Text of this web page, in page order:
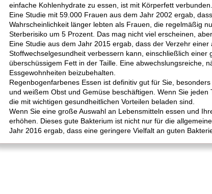
einfache Kohlenhydrate zu essen, ist mit Körperfett verbunden.
Eine Studie mit 59.000 Frauen aus dem Jahr 2002 ergab,
Wahrscheinlichkeit länger lebten als Frauen, die regelmäßig
Sterberisiko um 5 Prozent. Das mag nicht viel erscheinen,
Eine Studie aus dem Jahr 2015 ergab, dass der Verzehr
Stoffwechselgesundheit verbessern kann, einschließlich
überschüssigem Fett in der Taille. Eine abwechslungsreiche,
Essgewohnheiten beizubehalten.
Regenbogenfarbenes Essen ist definitiv gut für Sie,
und weißem Obst und Gemüse beschäftigen. Wenn Sie
die mit wichtigen gesundheitlichen Vorteilen beladen sind.
Wenn Sie eine große Auswahl an Lebensmitteln essen und
erhöhen. Dieses gute Bakterium ist nicht nur für die
Jahr 2016 ergab, dass eine geringere Vielfalt an guten